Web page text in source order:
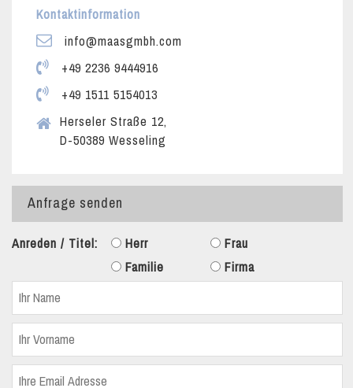
Kontaktinformation
info@maasgmbh.com
+49 2236 9444916
+49 1511 5154013
Herseler Straße 12,
D-50389 Wesseling
Anfrage senden
Anreden / Titel: Herr
Frau
Familie
Firma